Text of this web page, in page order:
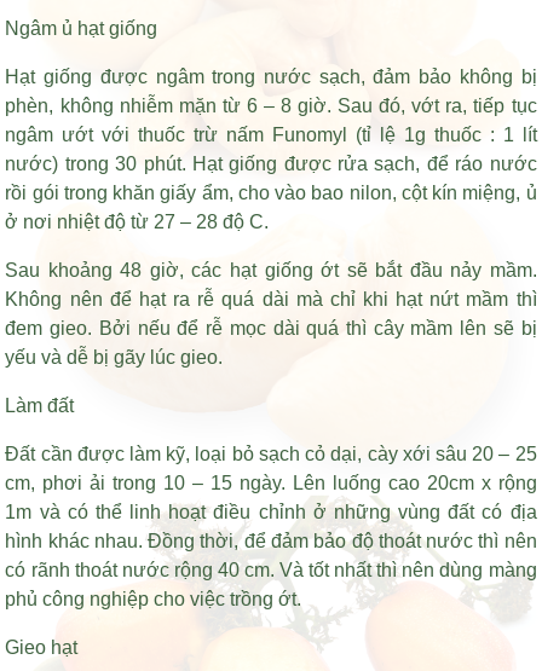
Ngâm ủ hạt giống
Hạt giống được ngâm trong nước sạch, đảm bảo không bị
phèn, không nhiễm mặn từ 6 – 8 giờ. Sau đó, vớt ra, tiếp tục
ngâm ướt với thuốc trừ nấm Funomyl (tỉ lệ 1g thuốc : 1 lít
nước) trong 30 phút. Hạt giống được rửa sạch, để ráo nước
rồi gói trong khăn giấy ẩm, cho vào bao nilon, cột kín miệng, ủ
ở nơi nhiệt độ từ 27 – 28 độ C.
Sau khoảng 48 giờ, các hạt giống ớt sẽ bắt đầu nảy mầm.
Không nên để hạt ra rễ quá dài mà chỉ khi hạt nứt mầm thì
đem gieo. Bởi nếu để rễ mọc dài quá thì cây mầm lên sẽ bị
yếu và dễ bị gãy lúc gieo.
Làm đất
Đất cần được làm kỹ, loại bỏ sạch cỏ dại, cày xới sâu 20 – 25
cm, phơi ải trong 10 – 15 ngày. Lên luống cao 20cm x rộng
1m và có thể linh hoạt điều chỉnh ở những vùng đất có địa
hình khác nhau. Đồng thời, để đảm bảo độ thoát nước thì nên
có rãnh thoát nước rộng 40 cm. Và tốt nhất thì nên dùng màng
phủ công nghiệp cho việc trồng ớt.
Gieo hạt